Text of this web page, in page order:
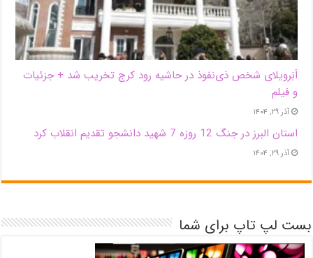
اَبَر‌ویلای شخص ذی‌نفوذ در حاشیه‌ رود کرج تخریب شد + جزئیات
و فیلم
آذر ۲۹, ۱۴۰۴
استان البرز در جنگ 12 روزه 7 شهید دانشجو تقدیم انقلاب کرد
آذر ۲۹, ۱۴۰۴
بست لپ تاپ برای شما